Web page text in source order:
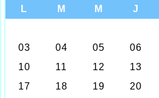
du poids (10m32).
troisième place au
106 points. Dounia
sur 200m haies
médaille d’argent .
Mehnaoui a réalisé
décrochait une très
sous un soleil de